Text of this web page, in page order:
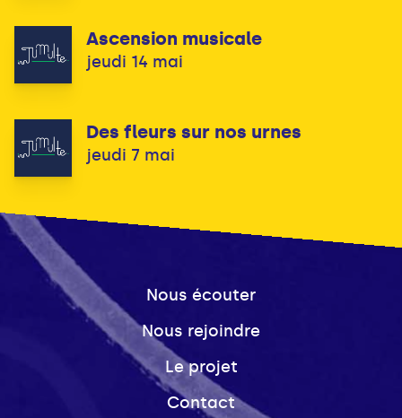
Ascension musicale
jeudi 14 mai
Des fleurs sur nos urnes
jeudi 7 mai
Nous écouter
Nous rejoindre
Le projet
Contact